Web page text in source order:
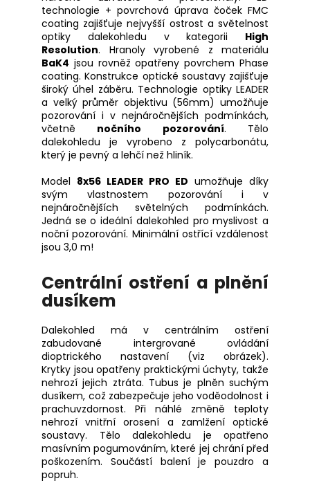
technologie + povrchová úprava čoček FMC
coating zajišťuje nejvyšší ostrost a světelnost
optiky dalekohledu v kategorii High
Resolution. Hranoly vyrobené z materiálu
BaK4 jsou rovněž opatřeny povrchem Phase
coating. Konstrukce optické soustavy zajišťuje
široký úhel záběru. Technologie optiky LEADER
a velký průměr objektivu (56mm) umožňuje
pozorování i v nejnáročnějších podmínkách,
včetně nočního pozorování. Tělo
dalekohledu je vyrobeno z polycarbonátu,
který je pevný a lehčí než hliník.
Model 8x56 LEADER PRO ED umožňuje díky
svým vlastnostem pozorování i v
nejnáročnějších světelných podmínkách.
Jedná se o ideální dalekohled pro myslivost a
noční pozorování. Minimální ostřící vzdálenost
jsou 3,0 m!
Centrální ostření a plnění
dusíkem
Dalekohled má v centrálním ostření
zabudované intergrované ovládání
dioptrického nastavení (viz obrázek).
Krytky jsou opatřeny praktickými úchyty, takže
nehrozí jejich ztráta. Tubus je plněn suchým
dusíkem, což zabezpečuje jeho voděodolnost i
prachuvzdornost. Při náhlé změně teploty
nehrozí vnitřní orosení a zamlžení optické
soustavy. Tělo dalekohledu je opatřeno
masívním pogumováním, které jej chrání před
poškozením. Součástí balení je pouzdro a
popruh.
HUNTER
308W,
HLAVEŇ
MT/ZÁVIT